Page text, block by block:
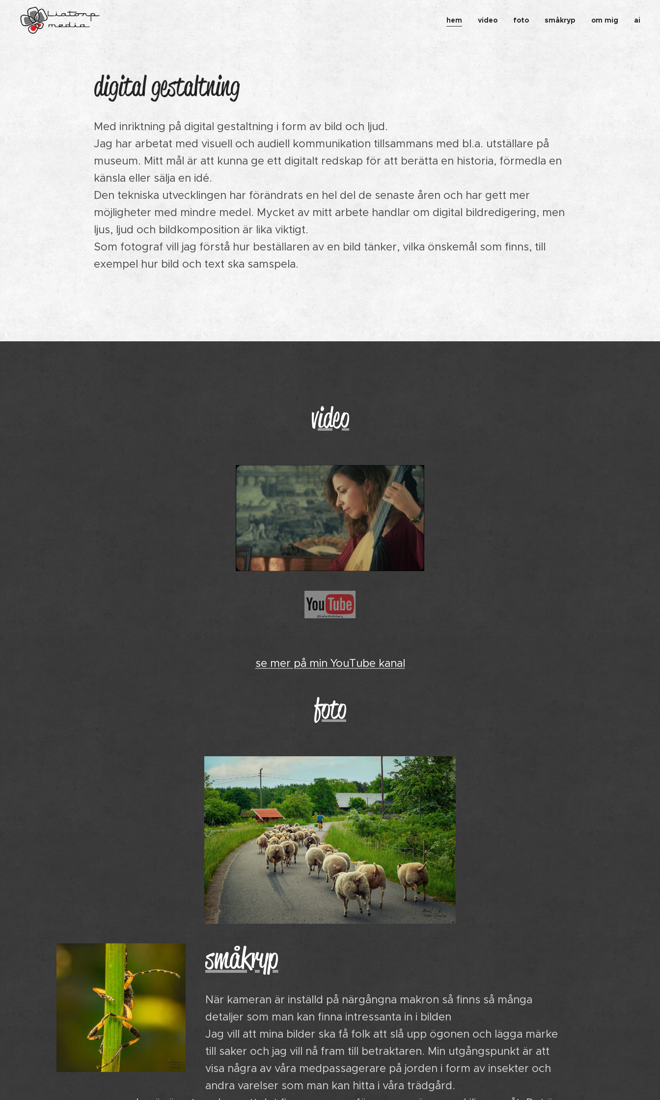
hem video foto småkryp om mig ai
digital gestaltning
Med inriktning på digital gestaltning i form av bild och ljud.
Jag har arbetat med visuell och audiell kommunikation tillsammans med bl.a. utställare på
museum. Mitt mål är att kunna ge ett digitalt redskap för att berätta en historia, förmedla en
känsla eller sälja en idé.
Den tekniska utvecklingen har förändrats en hel del de senaste åren och har gett mer
möjligheter med mindre medel. Mycket av mitt arbete handlar om digital bildredigering, men
ljus, ljud och bildkomposition är lika viktigt.
Som fotograf vill jag förstå hur beställaren av en bild tänker, vilka önskemål som finns, till
exempel hur bild och text ska samspela.
video
se mer på min YouTube kanal
foto
småkryp
När kameran är inställd på närgångna makron så finns så många
detaljer som man kan finna intressanta in i bilden
Jag vill att mina bilder ska få folk att slå upp ögonen och lägga märke
till saker och jag vill nå fram till betraktaren. Min utgångspunkt är att
visa några av våra medpassagerare på jorden i form av insekter och
andra varelser som man kan hitta i våra trädgård.